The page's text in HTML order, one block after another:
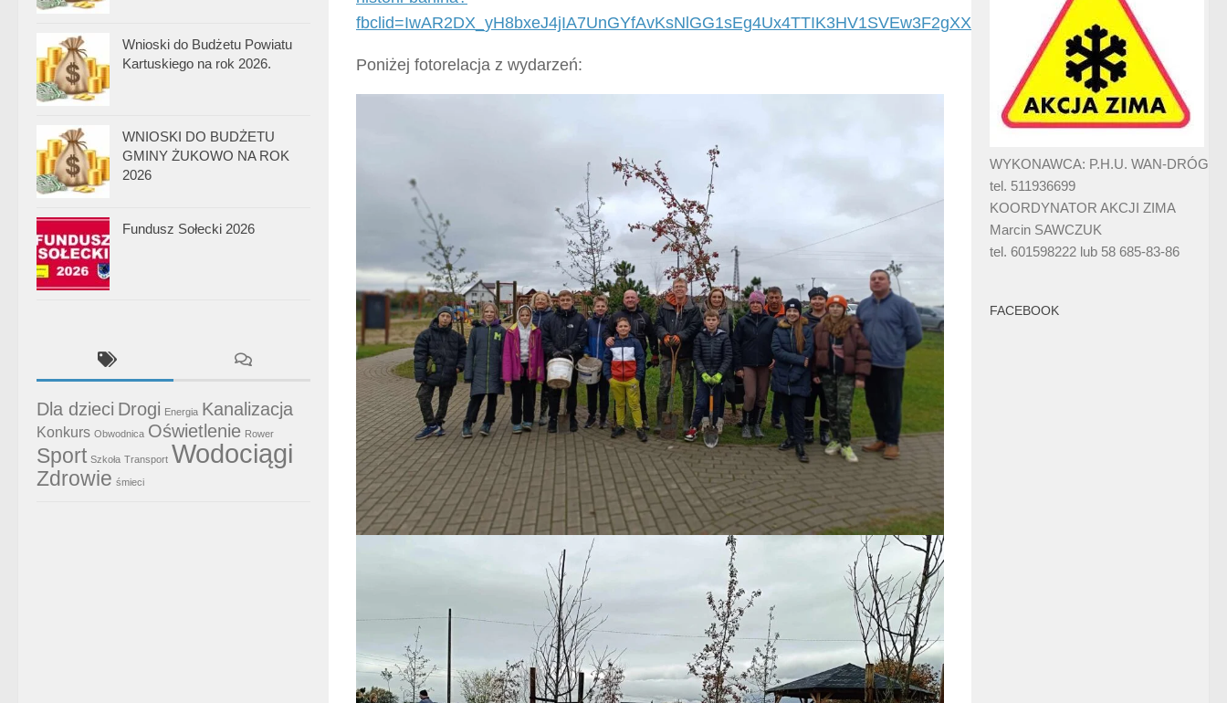
fbclid=IwAR2DX_yH8bxeJ4jIA7UnGYfAvKsNlGG1sEg4Ux4TTIK3HV1SVEw3F2gXXlA
Poniżej fotorelacja z wydarzeń:
Wnioski do Budżetu Powiatu
Kartuskiego na rok 2026.
WNIOSKI DO BUDŻETU
GMINY ŻUKOWO NA ROK
2026
Fundusz Sołecki 2026
Dla dzieci Drogi Energia Kanalizacja
Konkurs Obwodnica Oświetlenie Rower
Sport Szkoła Transport Wodociągi
Zdrowie śmieci
WYKONAWCA: P.H.U. WAN-DRÓG
tel. 511936699
KOORDYNATOR AKCJI ZIMA
Marcin SAWCZUK
tel. 601598222 lub 58 685-83-86
FACEBOOK